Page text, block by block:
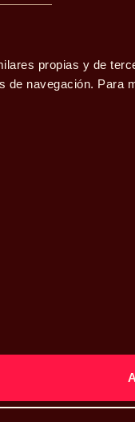
propias y de
de navegación. Para